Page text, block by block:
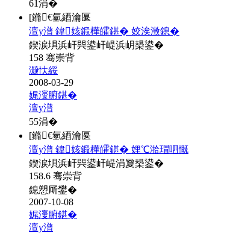
61涓�
[鏅€氫綇瀹匽
澶у潽 鍏姟鍛樺皬鍖� 姣涘澂鎴�
鍥涙埧浜屽巺鍙屽崼浜岄槼鍙�
158 骞崇背
灏忕綏
2008-03-29
娓濅腑鍖�
澶у潽
55涓�
[鏅€氫綇瀹匽
澶у潽 鍏姟鍛樺皬鍖� 娌℃湁瑁呬慨
鍥涙埧浜屽巺鍙屽崼涓夐槼鍙�
158.6 骞崇背
鎴愬厛鐢�
2007-10-08
娓濅腑鍖�
澶у潽